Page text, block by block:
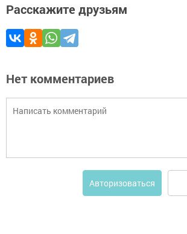
Расскажите друзьям
Нет комментариев
Авторизоваться